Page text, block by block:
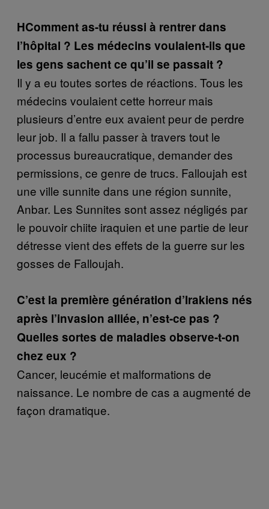
HComment as-tu réussi à rentrer dans
l’hôpital ? Les médecins voulaient-ils que
les gens sachent ce qu’il se passait ?
Il y a eu toutes sortes de réactions. Tous les
médecins voulaient cette horreur mais
plusieurs d’entre eux avaient peur de perdre
leur job. Il a fallu passer à travers tout le
processus bureaucratique, demander des
permissions, ce genre de trucs. Falloujah est
une ville sunnite dans une région sunnite,
Anbar. Les Sunnites sont assez négligés par
le pouvoir chiite iraquien et une partie de leur
détresse vient des effets de la guerre sur les
gosses de Falloujah.
C’est la première génération d’Irakiens nés
après l’invasion alliée, n’est-ce pas ?
Quelles sortes de maladies observe-t-on
chez eux ?
Cancer, leucémie et malformations de
naissance. Le nombre de cas a augmenté de
façon dramatique.